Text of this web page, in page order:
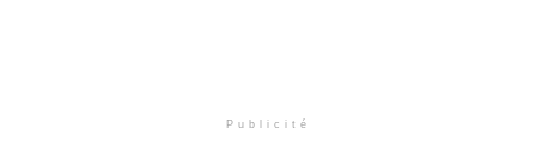
Publicité